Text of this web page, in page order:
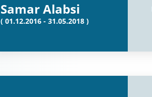
Samar Alabsi
( 01.12.2016 - 31.05.2018 )